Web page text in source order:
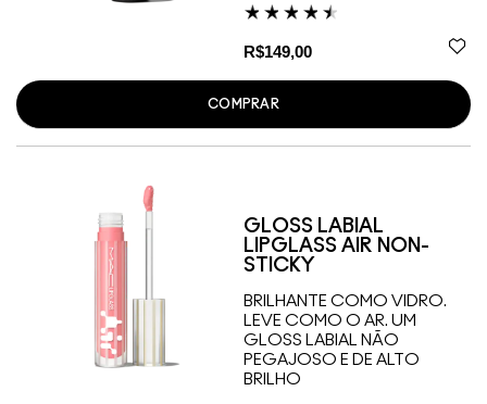
R$149,00
COMPRAR
GLOSS LABIAL
LIPGLASS AIR NON-
STICKY
BRILHANTE COMO VIDRO.
LEVE COMO O AR. UM
GLOSS LABIAL NÃO
PEGAJOSO E DE ALTO
BRILHO